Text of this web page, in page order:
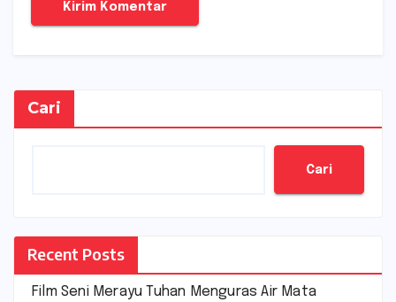
Cari
Cari
Recent Posts
Film Seni Merayu Tuhan Menguras Air Mata